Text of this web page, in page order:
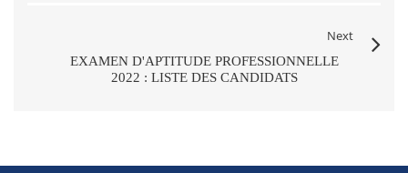
Next
EXAMEN D'APTITUDE PROFESSIONNELLE
2022 : LISTE DES CANDIDATS